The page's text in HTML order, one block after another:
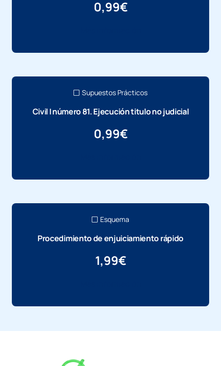
0,99€
Supuestos Prácticos
Civil I número 81. Ejecución titulo no judicial
0,99€
Esquema
Procedimiento de enjuiciamiento rápido
1,99€